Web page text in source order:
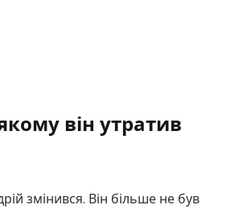
він утратив
змінився. Він більше не був